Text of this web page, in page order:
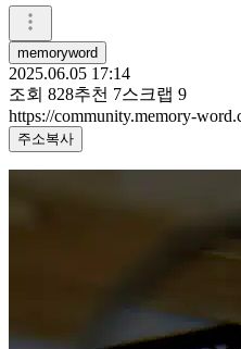
memoryword
2025.06.05 17:14
조회 828추천 7스크랩 9
https://community.memory-
주소복사